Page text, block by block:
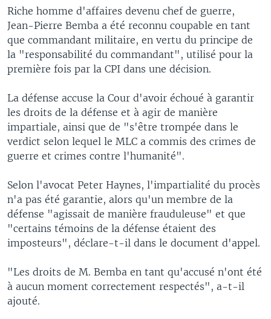
Riche homme d'affaires devenu chef de guerre,
Jean-Pierre Bemba a été reconnu coupable en tant
que commandant militaire, en vertu du principe de
la "responsabilité du commandant", utilisé pour la
première fois par la CPI dans une décision.
La défense accuse la Cour d'avoir échoué à garantir
les droits de la défense et à agir de manière
impartiale, ainsi que de "s'être trompée dans le
verdict selon lequel le MLC a commis des crimes de
guerre et crimes contre l'humanité".
Selon l'avocat Peter Haynes, l'impartialité du procès
n'a pas été garantie, alors qu'un membre de la
défense "agissait de manière frauduleuse" et que
"certains témoins de la défense étaient des
imposteurs", déclare-t-il dans le document d'appel.
"Les droits de M. Bemba en tant qu'accusé n'ont été
à aucun moment correctement respectés", a-t-il
ajouté.